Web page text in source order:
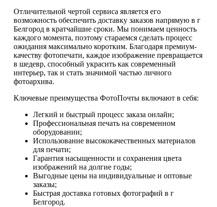
Отличительной чертой сервиса является его
возможность обеспечить доставку заказов напрямую в г
Белгород в кратчайшие сроки. Мы понимаем ценность
каждого момента, поэтому стараемся сделать процесс
ожидания максимально коротким. Благодаря премиум-
качеству фотопечати, каждое изображение превращается
в шедевр, способный украсить как современный
интерьер, так и стать значимой частью личного
фотоархива.
Ключевые преимущества ФотоПочты включают в себя:
Легкий и быстрый процесс заказа онлайн;
Профессиональная печать на современном
оборудовании;
Использование высококачественных материалов
для печати;
Гарантия насыщенности и сохранения цвета
изображений на долгие годы;
Выгодные цены на индивидуальные и оптовые
заказы;
Быстрая доставка готовых фотографий в г
Белгород.